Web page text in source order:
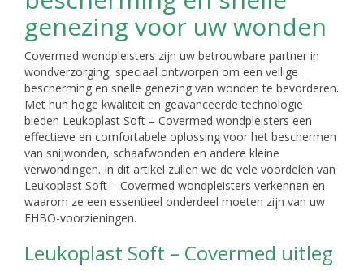
genezing voor uw wonden
Covermed wondpleisters zijn uw betrouwbare partner in
wondverzorging, speciaal ontworpen om een veilige
bescherming en snelle genezing van wonden te bevorderen.
Met hun hoge kwaliteit en geavanceerde technologie
bieden Leukoplast Soft – Covermed wondpleisters een
effectieve en comfortabele oplossing voor het beschermen
van snijwonden, schaafwonden en andere kleine
verwondingen. In dit artikel zullen we de vele voordelen van
Leukoplast Soft – Covermed wondpleisters verkennen en
waarom ze een essentieel onderdeel moeten zijn van uw
EHBO-voorzieningen.
Leukoplast Soft – Covermed uitleg